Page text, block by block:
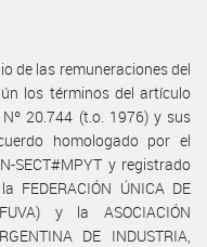
de las remuneraciones del
los términos del artículo
20.744 (t.o. 1976) y sus
homologado por el
SECT#MPYT y registrado
ÚNICA DE
y la ASOCIACIÓN
DE INDUSTRIA,